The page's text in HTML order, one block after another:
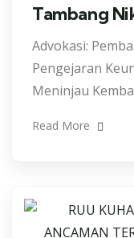
Tambang
Advokasi:
Pengejaran
Meninjau
Read More